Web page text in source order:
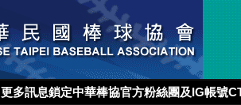
更多訊息鎖定中華棒協官方粉絲團及IG帳號